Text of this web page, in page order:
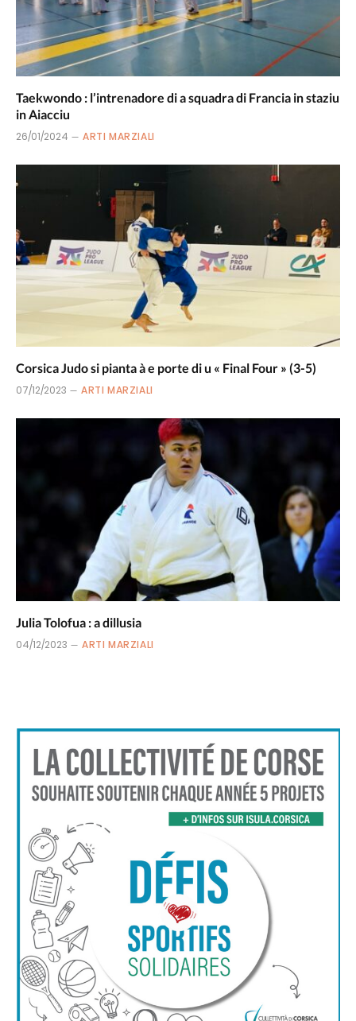
Taekwondo : l’intrenadore di a squadra di Francia in staziu
in Aiacciu
26/01/2024 ARTI MARZIALI
Corsica Judo si pianta à e porte di u « Final Four » (3-5)
07/12/2023 ARTI MARZIALI
Julia Tolofua : a dillusia
04/12/2023 ARTI MARZIALI